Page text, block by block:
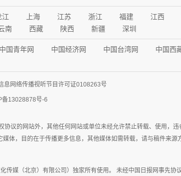
江 上海 江苏 浙江 福建 江西
南 西藏 陕西 新疆 深圳
中国青年网 中国经济网 中国台湾网 中国西
息网络传播视听节目许可证0108263号
备13028878号-6
议的网站外，其他任何网站或单位未经允许禁止转载、使用，
体，目的在于传播更多信息，其他媒体如需转载，请与稿件来源
媒（北京）有限公司）独家所有使用。 未经中国日报网事先协